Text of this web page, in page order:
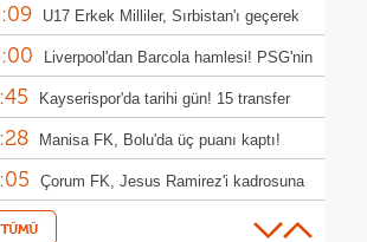
U17 Erkek Milliler, Sırbistan'ı geçerek
yükseldi!Liverpool'dan Barcola hamlesi! PSG'nin
dudak uçuklattı
Kayserispor'da tarihi gün! 15 transfer
Manisa FK, Bolu'da üç puanı kaptı!
Çorum FK, Jesus Ramirez'i kadrosuna
Fisnik Asllani'nin Leipzig'e transferi son